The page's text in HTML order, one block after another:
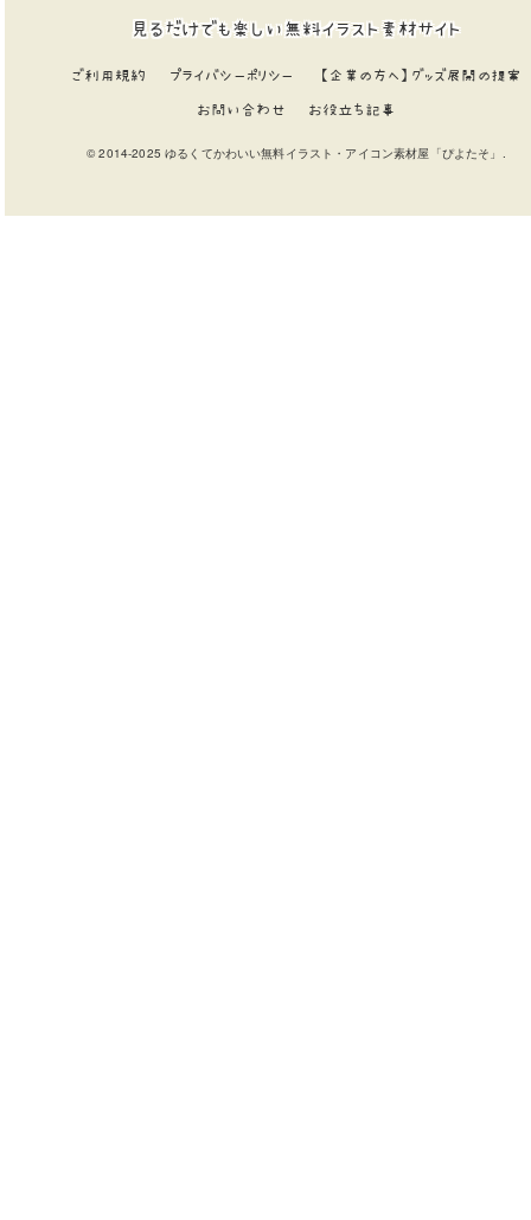
見るだけでも楽しい無料イラスト素材サイト
ご利用規約 プライバシーポリシー 【企業の方へ】グッズ展開の提案
お問い合わせ お役立ち記事
© 2014-2025 ゆるくてかわいい無料イラスト・アイコン素材屋「ぴよたそ」.